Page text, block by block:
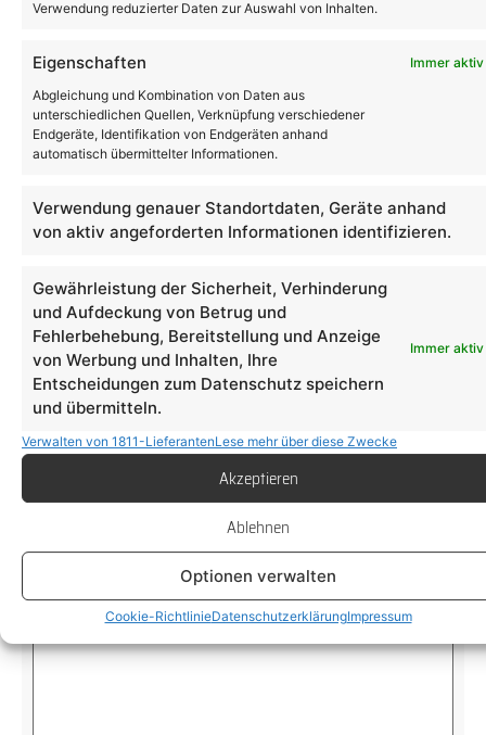
Verwendung reduzierter Daten zur Auswahl von Inhalten.
Eigenschaften
Immer aktiv
Abgleichung und Kombination von Daten aus
unterschiedlichen Quellen, Verknüpfung verschiedener
Endgeräte, Identifikation von Endgeräten anhand
automatisch übermittelter Informationen.
Verwendung genauer Standortdaten, Geräte anhand
von aktiv angeforderten Informationen identifizieren.
Gewährleistung der Sicherheit, Verhinderung
und Aufdeckung von Betrug und
Fehlerbehebung, Bereitstellung und Anzeige
von Werbung und Inhalten, Ihre
Entscheidungen zum Datenschutz speichern
und übermitteln.
Immer aktiv
Verwalten von 1811-LieferantenLese mehr über diese Zwecke
Akzeptieren
Ablehnen
Optionen verwalten
Cookie-RichtlinieDatenschutzerklärungImpressum
morgen
Wir danken unserem Kunden
August Schmäling
sowie allen Projektbeteiligten für das Vertrauen
und die hervorragende Zusammenarbeit.
Mit der neuen AVIA VOLT Station in Gütersloh
Zukunft der Elektromobilität powered by August
Schmäling AVIA VOLT und umgesetzt von Light
VORIGER
ASKLEPIOS-Projekt in Frankfurt erfolgreich umgesetzt
NÄCHSTER
Schreibe einen
Kommentar
Deine E-Mail-Adresse wird nicht veröffentlicht.
Erforderliche Felder sind mit*markiert